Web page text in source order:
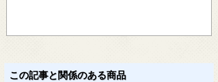
この記事と関係のある商品